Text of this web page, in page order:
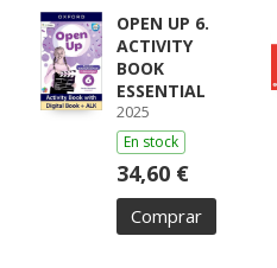
OPEN UP 6.
ACTIVITY
BOOK
ESSENTIAL
2025
En stock
34,60 €
Comprar